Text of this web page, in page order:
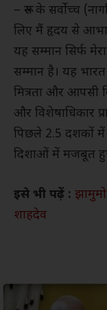
– रूस के सर्वोच्च
लिए मैं हृदय से
यह सम्मान सिर्फ
सम्मान है। यह
मित्रता और आपसी
और विशेषाधिकार
पिछले 2.5 दशकों
दिशाओं में मजबूत
इसे भी पढ़ें :
शाहदेव